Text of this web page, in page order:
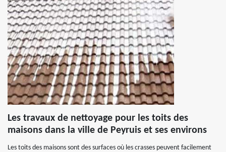
Les travaux de nettoyage pour les toits des
maisons dans la ville de Peyruis et ses environs
Les toits des maisons sont des surfaces où les crasses peuvent facilement